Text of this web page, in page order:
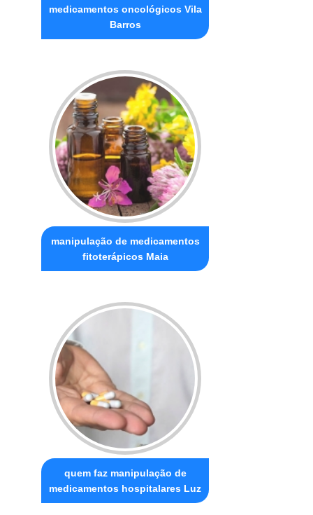
medicamentos oncológicos Vila
Barros
manipulação de medicamentos
fitoterápicos Maia
quem faz manipulação de
medicamentos hospitalares Luz